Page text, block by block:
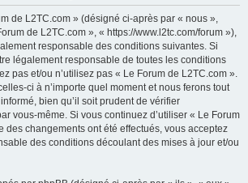
de L2TC.com » (désigné ci-après par « nous »,
de L2TC.com », « https://www.l2tc.com/forum »),
responsable des conditions suivantes. Si
légalement responsable de toutes les conditions
pas et/ou n’utilisez pas « Le Forum de L2TC.com ».
ci à n’importe quel moment et nous ferons tout
bien qu’il soit prudent de vérifier
vous-même. Si vous continuez d’utiliser « Le Forum
des changements ont été effectués, vous acceptez
des conditions découlant des mises à jour et/ou